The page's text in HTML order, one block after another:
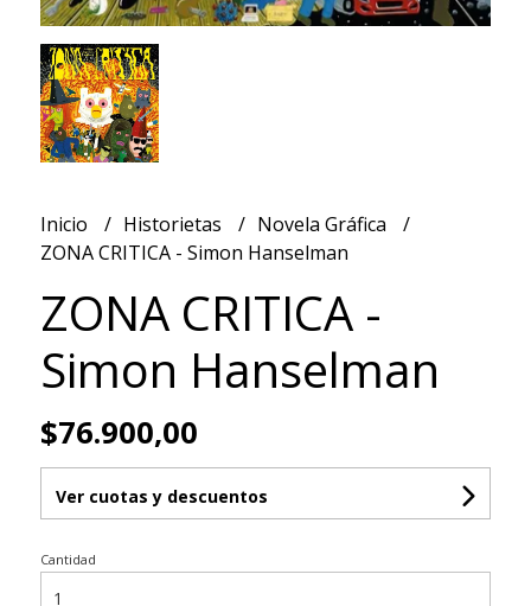
Inicio Historietas
Novela Gráfica
ZONA CRITICA - Simon Hanselman
ZONA CRITICA -
Simon Hanselman
$76.900,00
Ver cuotas y descuentos
Cantidad